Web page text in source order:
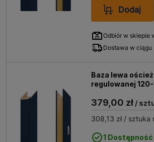
Dodaj
Odbiór w sklepie
Dostawa w
Baza lewa
regulowanej
379,00 zł /
308,13 zł / sztuka
1